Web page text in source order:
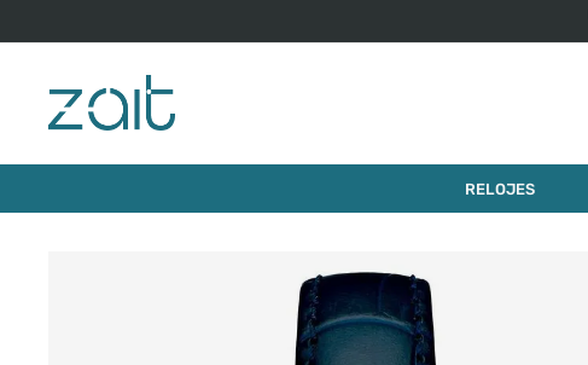
RELOJES
RELOJ TISSOT LE LOCLE GOLD 29MM